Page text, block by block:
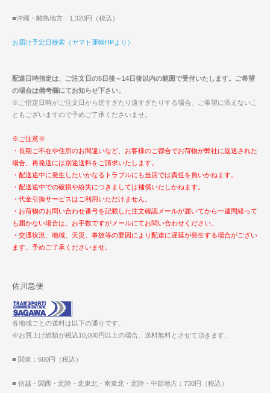
■沖縄・離島地方：1,320円（税込）
お届け予定日検索（ヤマト運輸HPより）
配達日時指定は、ご注文日の5日後～14日後以内の範囲で受付いたします。ご希望
の場合は備考欄にてお知らせ下さい。
※ご指定日時がご注文日から近すぎたり遠すぎたりする場合、ご希望に添えないこ
ともございますので予めご了承くださいませ。
※ご注意※
・長期ご不在や住所のお間違いなど、お客様のご都合でお荷物が弊社に返送された
場合、再発送には別途送料をご請求いたします。
・配送途中に発生したいかなるトラブルにも当店では責任を負いかねます。
・配送途中での破損や紛失につきましては補償いたしかねます。
・代金引換サービスはご利用いただけません。
・お荷物のお問い合わせ番号を記載した注文確認メールが届いてから一週間経って
も届かない場合は、お手数ですがメールにてお問い合わせください。
・交通状況、地域、天災、事故等の要因により配達に遅延が発生する場合がござい
ます。予めご了承くださいませ。
佐川急便
各地域ごとの送料は以下の通りです。
※お買上げ総額が税込10,000円以上の場合、送料無料とさせて頂きます。
■ 関東：660円（税込）
■ 信越・関西・北陸・北東北・南東北・北陸・中部地方：730円（税込）